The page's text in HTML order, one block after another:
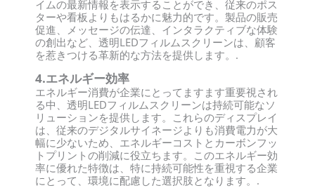
イムの最新情報を表示することができ、従来のポス
ターや看板よりもはるかに魅力的です。製品の販売
促進、メッセージの伝達、インタラクティブな体験
の創出など、透明LEDフィルムスクリーンは、顧客
を惹きつける革新的な方法を提供します。.
4.エネルギー効率
エネルギー消費が企業にとってますます重要視され
る中、透明LEDフィルムスクリーンは持続可能なソ
リューションを提供します。これらのディスプレイ
は、従来のデジタルサイネージよりも消費電力が大
幅に少ないため、エネルギーコストとカーボンフッ
トプリントの削減に役立ちます。このエネルギー効
率に優れた特徴は、特に持続可能性を重視する企業
にとって、環境に配慮した選択肢となります。.